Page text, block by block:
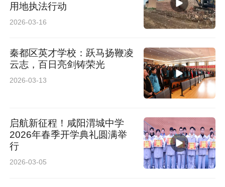
用地执法行动
2026-03-16
秦都区英才学校：跃马扬鞭凌
云志，百日亮剑铸荣光
2026-03-13
启航新征程！咸阳渭城中学
2026年春季开学典礼圆满举
行
2026-03-05